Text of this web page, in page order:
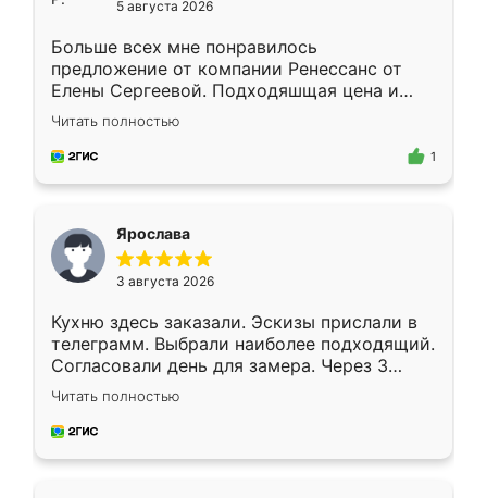
5 августа 2026
Больше всех мне понравилось
предложение от компании Ренессанс от
Елены Сергеевой. Подходяшщая цена и
короткие сроки изготовления. Приехавший
для замера сотрудник Владислав
предложил по моему эскизу самый
Читать полностью
1
Ярослава
3 августа 2026
Кухню здесь заказали. Эскизы прислали в
телеграмм. Выбрали наиболее подходящий.
Согласовали день для замера. Через 3
недели кухня была уже готова. Остались
довольны работой. Спасибо Ренессанс
мебель за качественную работу!
Читать полностью